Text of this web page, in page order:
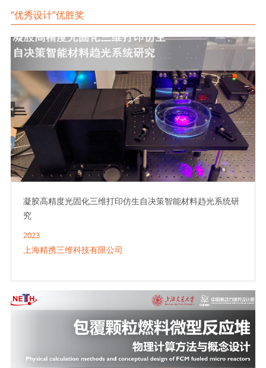
“优秀设计”优胜奖
凝胶高精度光固化三维打印仿生自决策智能材料趋光系统研
究
2023
上海精携三维科技有限公司